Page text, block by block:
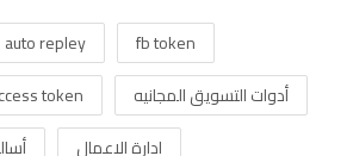
auto repley
fb token
token
أدوات التسويق المجانيه
ادارة الاعمال